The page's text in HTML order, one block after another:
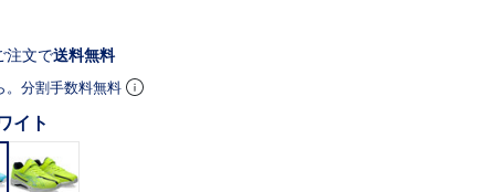
注文で送料無料
。分割手数料無料
イト